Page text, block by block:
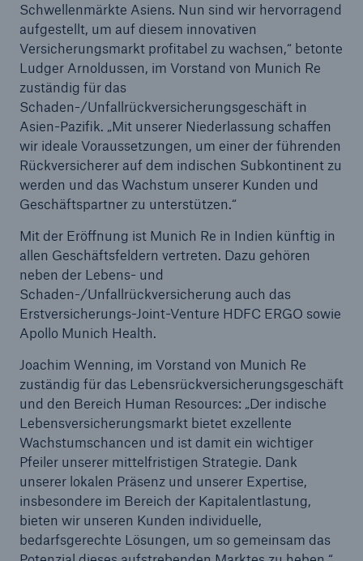
Schwellenmärkte Asiens. Nun sind wir hervorragend
aufgestellt, um auf diesem innovativen
Versicherungsmarkt profitabel zu wachsen,“ betonte
Ludger Arnoldussen, im Vorstand von Munich Re
zuständig für das
Schaden-/Unfallrückversicherungsgeschäft in
Asien-Pazifik. „Mit unserer Niederlassung schaffen
wir ideale Voraussetzungen, um einer der führenden
Rückversicherer auf dem indischen Subkontinent zu
werden und das Wachstum unserer Kunden und
Geschäftspartner zu unterstützen.“
Mit der Eröffnung ist Munich Re in Indien künftig in
allen Geschäftsfeldern vertreten. Dazu gehören
neben der Lebens- und
Schaden-/Unfallrückversicherung auch das
Erstversicherungs-Joint-Venture HDFC ERGO sowie
Apollo Munich Health.
Joachim Wenning, im Vorstand von Munich Re
zuständig für das Lebensrückversicherungsgeschäft
und den Bereich Human Resources: „Der indische
Lebensversicherungsmarkt bietet exzellente
Wachstumschancen und ist damit ein wichtiger
Pfeiler unserer mittelfristigen Strategie. Dank
unserer lokalen Präsenz und unserer Expertise,
insbesondere im Bereich der Kapitalentlastung,
bieten wir unseren Kunden individuelle,
bedarfsgerechte Lösungen, um so gemeinsam das
Naturkatastrophen
Versicherungslücke: der Anteil der nicht
versicherten Schäden aus Naturkatastrophen
seit 1980 beträgt
71.8%
Lösungen
Sachdeckung durch einen leistungsfähigen
Rückversicherungspartner